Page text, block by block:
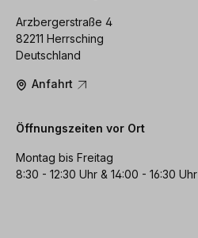
Arzbergerstraße 4
82211 Herrsching
Deutschland
Anfahrt
Öffnungszeiten vor Ort
Montag bis Freitag
8:30 - 12:30 Uhr & 14:00 - 16:30 Uhr